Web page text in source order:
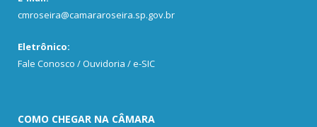
cmroseira@camararoseira.sp.gov.br
Eletrônico:
Fale Conosco / Ouvidoria / e-SIC
COMO CHEGAR NA CÂMARA